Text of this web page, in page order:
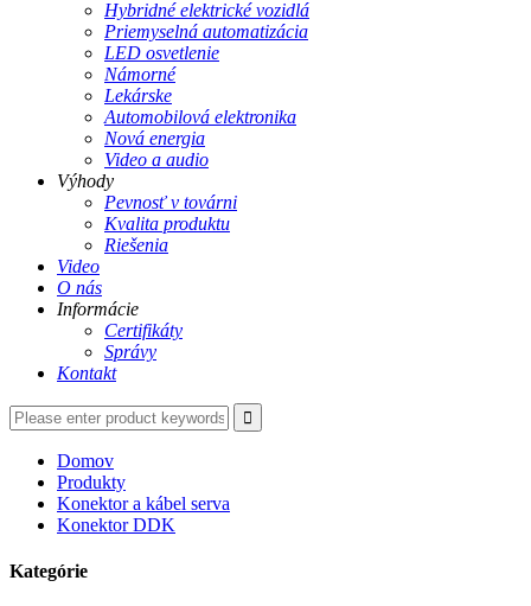
Hybridné elektrické vozidlá
Priemyselná automatizácia
LED osvetlenie
Námorné
Lekárske
Automobilová elektronika
Nová energia
Video a audio
Výhody
Pevnosť v továrni
Kvalita produktu
Riešenia
Video
O nás
Informácie
Certifikáty
Správy
Kontakt
Domov
Produkty
Konektor a kábel serva
Konektor DDK
Kategórie